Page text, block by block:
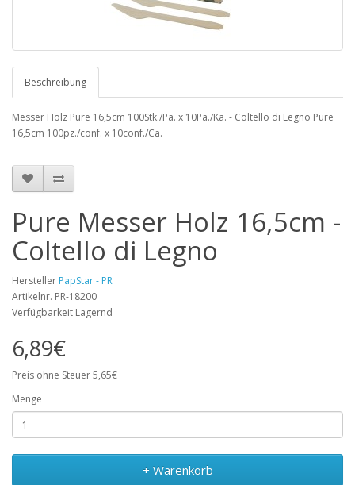
Beschreibung
Messer Holz Pure 16,5cm 100Stk./Pa. x 10Pa./Ka. - Coltello di Legno Pure
16,5cm 100pz./conf. x 10conf./Ca.
Pure Messer Holz 16,5cm -
Coltello di Legno
Hersteller PapStar - PR
Artikelnr. PR-18200
Verfügbarkeit Lagernd
6,89€
Preis ohne Steuer 5,65€
Menge
+ Warenkorb